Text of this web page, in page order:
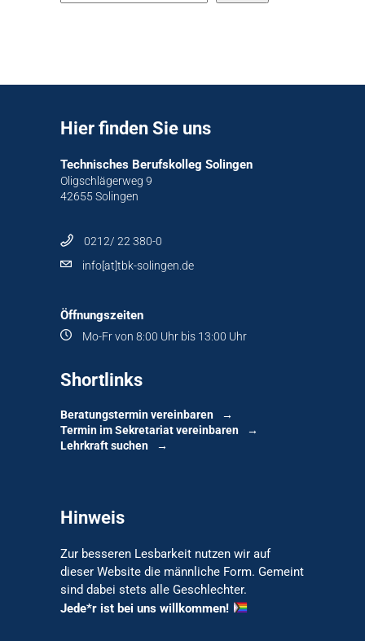
Hier finden Sie uns
Technisches Berufskolleg Solingen
Oligschlägerweg 9
42655 Solingen
0212/ 22 380-0
info[at]tbk-solingen.de
Öffnungszeiten
Mo-Fr von 8:00 Uhr bis 13:00 Uhr
Shortlinks
Beratungstermin vereinbaren
Termin im Sekretariat vereinbaren
Lehrkraft suchen
Hinweis
Zur besseren Lesbarkeit nutzen wir auf
dieser Website die männliche Form. Gemeint
sind dabei stets alle Geschlechter.
Jede*r ist bei uns willkommen!